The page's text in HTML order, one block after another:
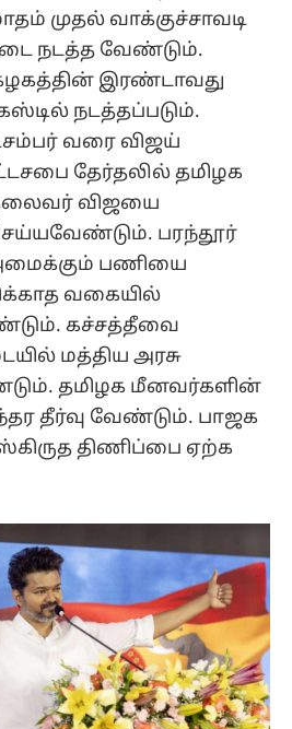
முதல் வாக்குச்சாவடி
நடத்த வேண்டும்.
இரண்டாவது
நடத்தப்படும்.
வரை விஜய்
தேர்தலில் தமிழக
விஜயை
பரந்தூர்
பணியை
வகையில்
கச்சத்தீவை
மத்திய அரசு
தமிழக மீனவர்களின்
தீர்வு வேண்டும். பாஜக
திணிப்பை ஏற்க